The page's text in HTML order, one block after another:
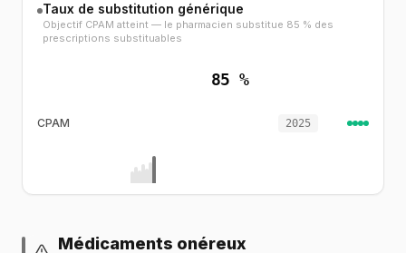
Taux de substitution générique
Objectif CPAM atteint — le pharmacien substitue 85 % des
prescriptions substituables
85 %
CPAM 2025
Médicaments onéreux